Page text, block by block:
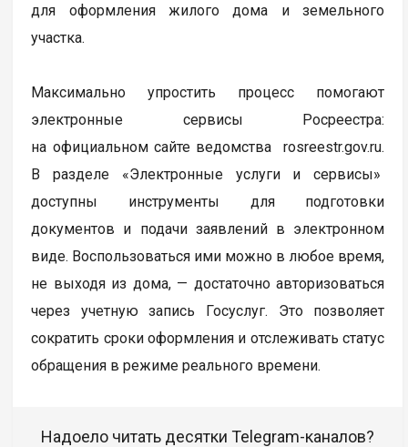
для оформления жилого дома и земельного
участка.
Максимально упростить процесс помогают
электронные сервисы Росреестра:
на официальном сайте ведомства rosreestr.gov.ru.
В разделе «Электронные услуги и сервисы»
доступны инструменты для подготовки
документов и подачи заявлений в электронном
виде. Воспользоваться ими можно в любое время,
не выходя из дома, — достаточно авторизоваться
через учетную запись Госуслуг. Это позволяет
сократить сроки оформления и отслеживать статус
обращения в режиме реального времени.
Надоело читать десятки Telegram-каналов?